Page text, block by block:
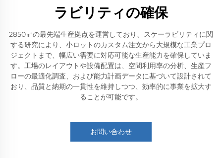
ラビリティの確保
2850㎡の最先端生産拠点を運営しており、スケーラビリティに関
する研究により、小ロットのカスタム注文から大規模な工業プロ
ジェクトまで、幅広い需要に対応可能な生産能力を確保していま
す。工場のレイアウトや設備配置は、空間利用率の分析、生産フ
ローの最適化調査、および能力計画データに基づいて設計されて
おり、品質と納期の一貫性を維持しつつ、効率的に事業を拡大す
ることが可能です。
お問い合わせ